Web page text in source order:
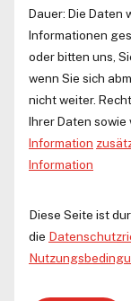
Dauer: Die Daten
Informationen
oder bitten uns,
wenn Sie sich
nicht weiter.
Ihrer Daten sowie
Information
Information
Diese Seite ist
die